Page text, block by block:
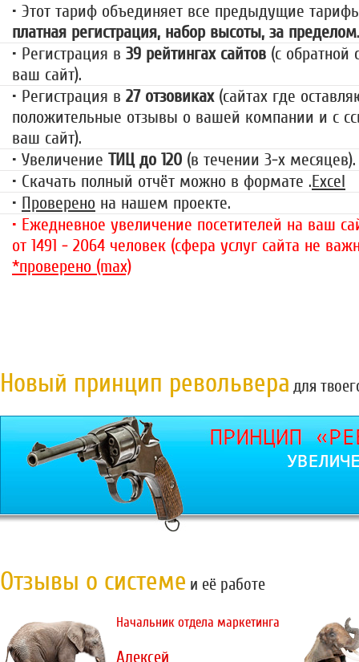
• Этот тариф объединяет все предыдущие
платная регистрация, набор высоты, за пределом.
• Регистрация в 39 рейтингах сайтов (с обратной
ваш сайт).
• Регистрация в 27 отзовиках(сайтах где
положительные отзывы о вашей компании и с
ваш сайт).
• Увеличение ТИЦ до 120 (в течении 3-х месяцев).
• Скачать полный отчёт можно в формате .Excel
• Проверено на нашем проекте.
• Ежедневное увеличение посетителей на ваш
от 1491 - 2064 человек (сфера услуг сайта не
*проверено (max)
Новый принцип револьвера для
Отзывы о системе и её работе
Начальник отдела маркетинга
Алексей